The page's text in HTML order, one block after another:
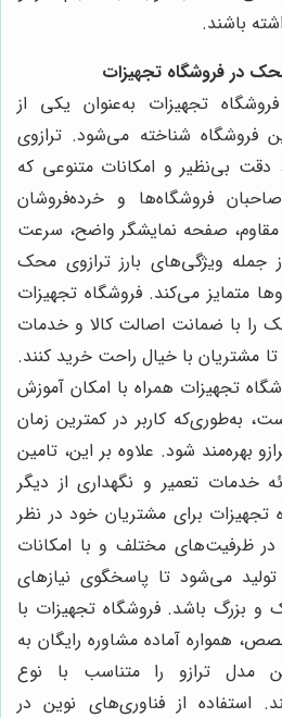
باشند.
در فروشگاه تجهیزات
تجهیزات به‌عنوان یکی از
فروشگاه شناخته می‌شود. ترازوی
دقت بی‌نظیر و امکانات متنوعی که
فروشگاه‌ها و خرده‌فروشان
مقاوم، صفحه نمایشگر واضح، سرعت
جمله ویژگی‌های بارز ترازوی محک
متمایز می‌کند. فروشگاه تجهیزات
را با ضمانت اصالت کالا و خدمات
مشتریان با خیال راحت خرید کنند.
تجهیزات همراه با امکان آموزش
به‌طوری‌که کاربر در کمترین زمان
بهره‌مند شود. علاوه بر این، تامین
خدمات تعمیر و نگهداری از دیگر
تجهیزات برای مشتریان خود در نظر
ظرفیت‌های مختلف و با امکانات
می‌شود تا پاسخگوی نیازهای
بزرگ باشد. فروشگاه تجهیزات با
همواره آماده مشاوره رایگان به
مدل ترازو را متناسب با نوع
استفاده از فناوری‌های نوین در